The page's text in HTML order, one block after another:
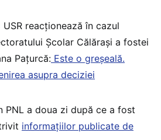
USR reacționează în cazul
Școlar Călărași a fostei
Pațurcă: Este o greșeală.
asupra deciziei
PNL a doua zi după ce a fost
informațiilor publicate de